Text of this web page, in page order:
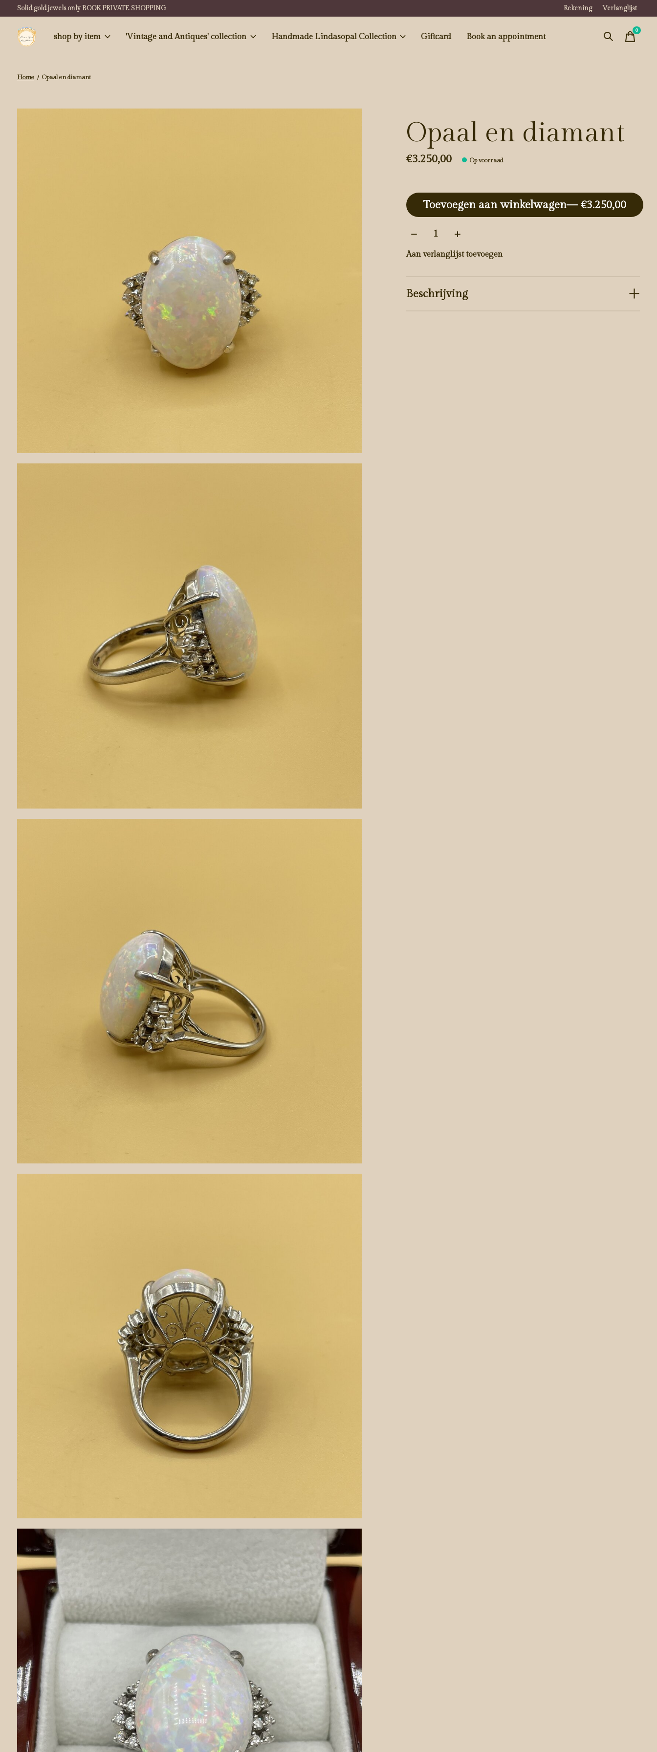
Solid gold jewels onlyBOOK PRIVATE SHOPPING Rekening Verlanglijst
shop by item 'Vintage and Antiques' collection Handmade Lindasopal Collection Giftcard Book an appointment
0items
Home / Opaal en diamant
Opaal en diamant
€3.250,00 Op voorraad
Toevoegen aan winkelwagen
— €3.250,00
Aantal:
Aan verlanglijst toevoegen
Beschrijving